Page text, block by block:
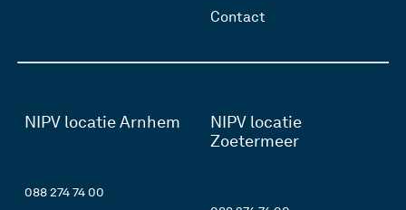
Contact
NIPV locatie Arnhem
088 274 74 00
NIPV locatie
Zoetermeer